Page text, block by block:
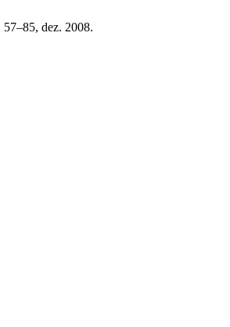
57–85, dez. 2008.